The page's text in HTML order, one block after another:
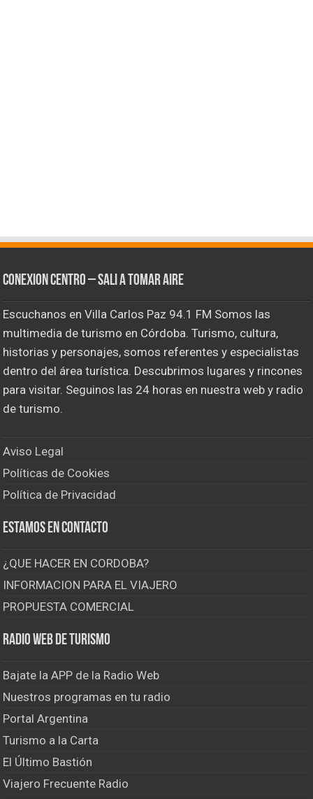
CONEXION CENTRO – Sali a tomar aire
Escuchanos en Villa Carlos Paz 94.1 FM Somos las
multimedia de turismo en Córdoba. Turismo, cultura,
historias y personajes, somos referentes y especialistas
dentro del área turística. Descubrimos lugares y rincones
para visitar. Seguinos las 24 horas en nuestra web y radio
de turismo.
Aviso Legal
Políticas de Cookies
Política de Privacidad
Estamos en contacto
¿QUE HACER EN CORDOBA?
INFORMACION PARA EL VIAJERO
PROPUESTA COMERCIAL
Radio Web de Turismo
Bajate la APP de la Radio Web
Nuestros programas en tu radio
Portal Argentina
Turismo a la Carta
El Último Bastión
Viajero Frecuente Radio